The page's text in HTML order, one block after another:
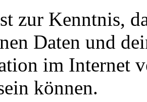
zur Kenntnis,
Daten und
im Internet
können.